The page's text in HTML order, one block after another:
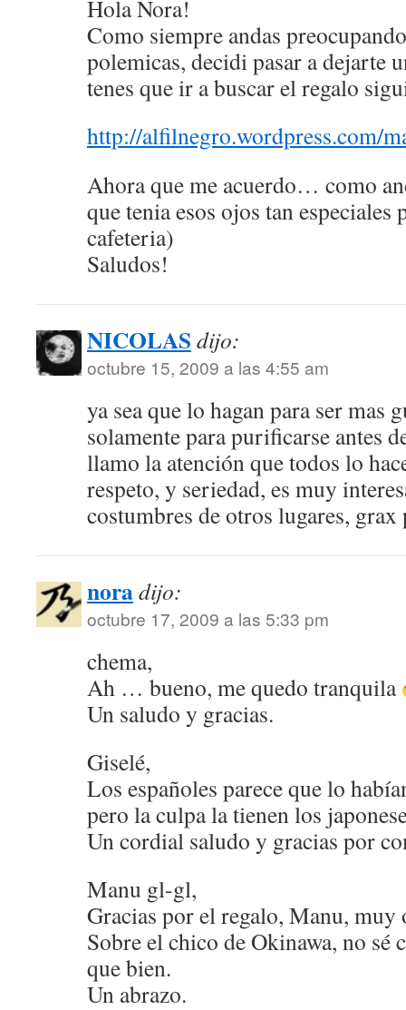
Hola Nora!
Como siempre andas
polemicas, decidi pasar a dejarte
tenes que ir a buscar el regalo
http://alfilnegro.wordpress.com/
Ahora que me acuerdo… como
que tenia esos ojos tan especiales
cafeteria)
Saludos!
NICOLAS dijo:
octubre 15, 2009 a las 4:55 am
ya sea que lo hagan para ser mas
solamente para purificarse antes
llamo la atención que todos lo
respeto, y seriedad, es muy
costumbres de otros lugares, grax
noradijo:
octubre 17, 2009 a las 5:33 pm
chema,
Ah … bueno, me quedo tranquila
Un saludo y gracias.
Giselé,
Los españoles parece que lo
pero la culpa la tienen los
Un cordial saludo y gracias por
Manu gl-gl,
Gracias por el regalo, Manu,
Sobre el chico de Okinawa, no sé
que bien.
Un abrazo.